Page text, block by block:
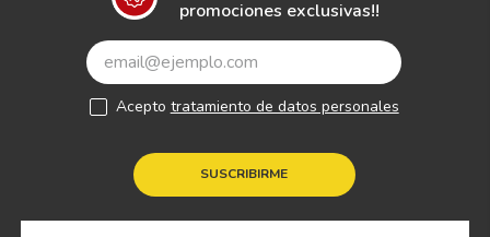
promociones exclusivas!!
SUSCRIBIRME
Acepto tratamiento de datos personales